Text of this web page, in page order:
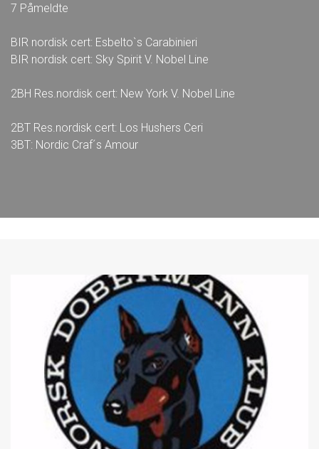
7 Påmeldte
BIR nordisk cert: Esbelto`s Carabinieri
BIR nordisk cert: Sky Spirit V. Nobel Line
2BH Res.nordisk cert: New York V. Nobel Line
2BT Res.nordisk cert: Los Hushers Ceri
3BT: Nordic Craf´s Amour